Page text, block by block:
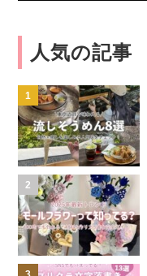
人気の記事